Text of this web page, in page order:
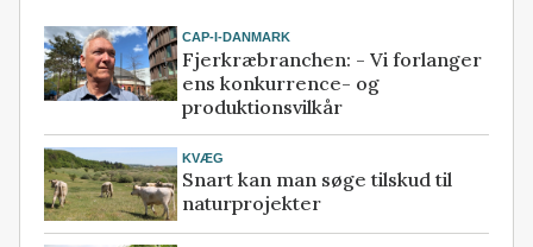
CAP-I-DANMARK
Fjerkræbranchen: - Vi forlanger
ens konkurrence- og
produktionsvilkår
KVÆG
Snart kan man søge tilskud til
naturprojekter